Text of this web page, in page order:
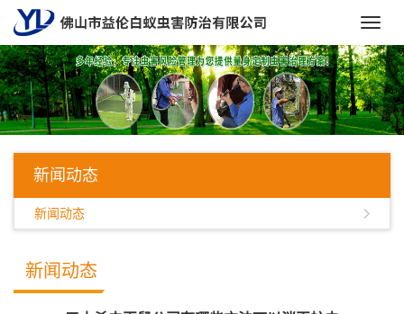
新闻动态
新闻动态
新闻动态